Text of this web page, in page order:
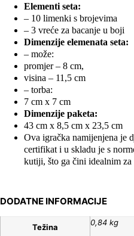
Elementi seta:
– 10 limenki s brojevima
– 3 vreće za bacanje u boji
Dimenzije elemenata seta:
– može:
promjer – 8 cm,
visina – 11,5 cm
– torba:
7 cm x 7 cm
Dimenzije paketa:
43 cm x 8,5 cm x 23,5 cm
Ova igračka namijenjena je
certifikat i u skladu je s
kutiji, što ga čini idealnim za
DODATNE INFORMACIJE
Težina 0,84 kg